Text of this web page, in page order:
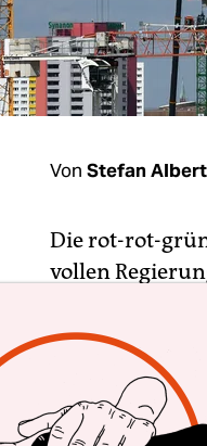
Von Stefan
Die rot-rot-
vollen
2021 sein.
(Linke)
15.000
im Vorjahr